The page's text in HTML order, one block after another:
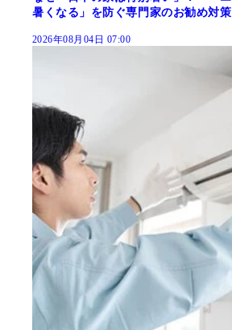
暑くなる」を防ぐ専門家のお勧め対策
2026年08月04日 07:00